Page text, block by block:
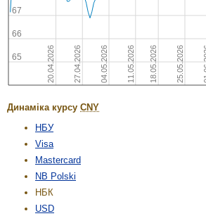
Динаміка курсу CNY
НБУ
Visa
Mastercard
NB Polski
НБК
USD